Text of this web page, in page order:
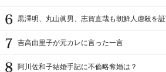
黒澤明、丸山眞男、志賀直哉も朝鮮人虐殺を
吉高由里子が元カレに言った一言
阿川佐和子結婚手記に不倫略奪婚は？